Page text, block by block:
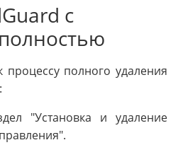
с
полного удаления
"Установка и удаление